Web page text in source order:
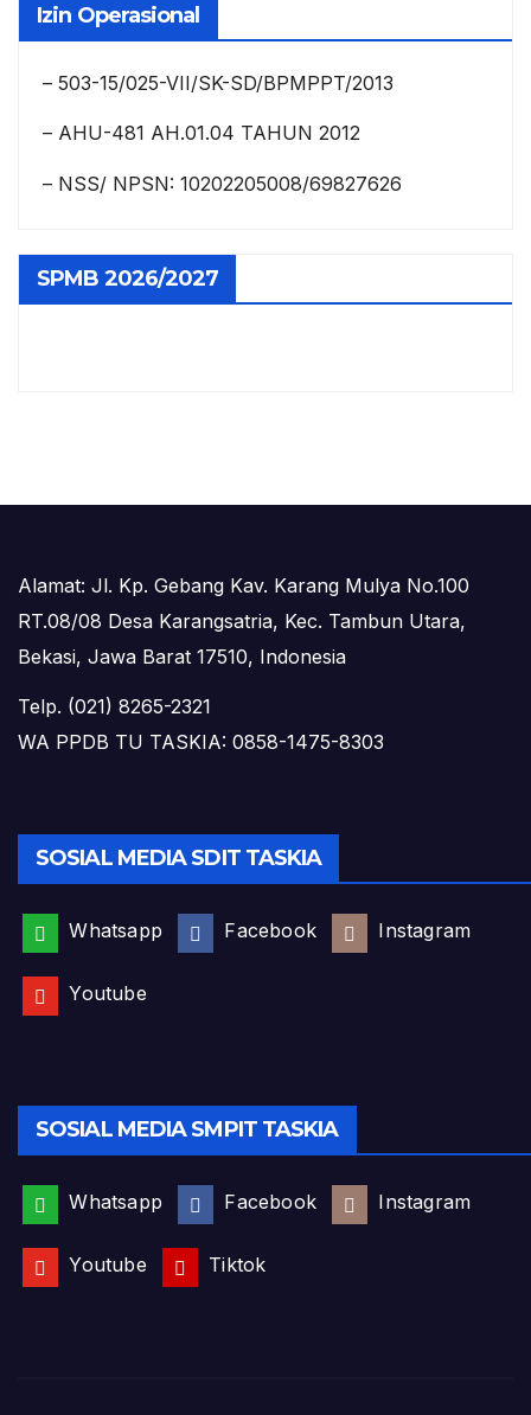
Izin Operasional
– 503-15/025-VII/SK-SD/BPMPPT/2013
– AHU-481 AH.01.04 TAHUN 2012
– NSS/ NPSN: 10202205008/69827626
SPMB 2026/2027
Alamat: Jl. Kp. Gebang Kav. Karang Mulya No.100
RT.08/08 Desa Karangsatria, Kec. Tambun Utara,
Bekasi, Jawa Barat 17510, Indonesia
Telp. (021) 8265-2321
WA PPDB TU TASKIA: 0858-1475-8303
SOSIAL MEDIA SDIT TASKIA
Whatsapp Facebook Instagram
Youtube
SOSIAL MEDIA SMPIT TASKIA
Whatsapp Facebook Instagram
Youtube Tiktok